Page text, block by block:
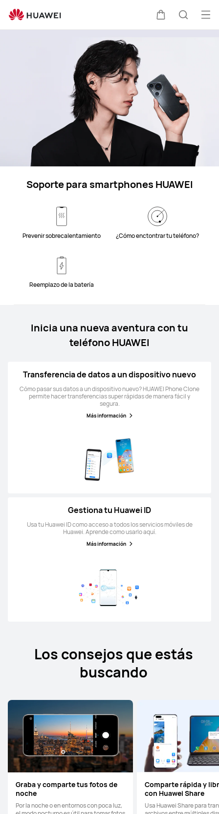
para
smartphones
Carrito
Soporte para smartphones HUAWEI
Prevenir sobrecalentamiento ¿Cómo enctontrar tu teléfono?
Reemplazo de la batería
Inicia una nueva aventura con tu
teléfono HUAWEI
Transferencia de datos a un dispositivo nuevo
Cómo pasar sus datos a un dispositivo nuevo? HUAWEI Phone Clone
permite hacer transferencias super rápidas de manera fácil y
segura.
Más información
Gestiona tu Huawei ID
Usa tu Huawei ID como acceso a todos los servicios móviles de
Huawei. Aprende como usarlo aquí.
Más información
Los consejos que estás
buscando
Graba y comparte tus fotos de
noche
Por la noche o en entornos con poca luz,
Comparte rápida y
con Huawei Share
Usa Huawei Share para